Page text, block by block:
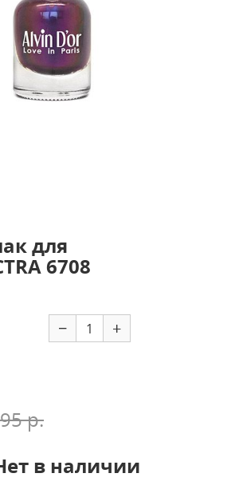
для
6708
− +
р.
в наличии